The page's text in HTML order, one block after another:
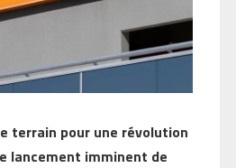
terrain pour une révolution
lancement imminent de